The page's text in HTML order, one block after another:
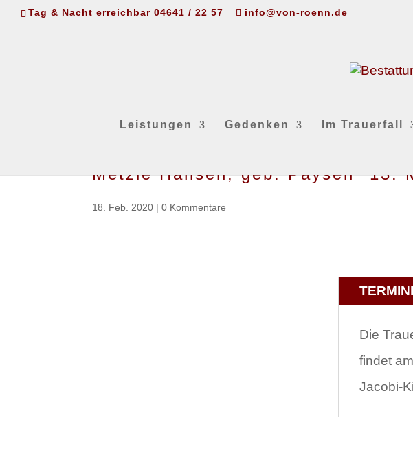
Tag & Nacht erreichbar 04641 / 22 57 info@von-roenn.de
Leistungen Gedenken Im Trauerfall
Metzie Hansen, geb. Paysen *13.
18. Feb. 2020 |0 Kommentare
Die
findet
Jacobi-